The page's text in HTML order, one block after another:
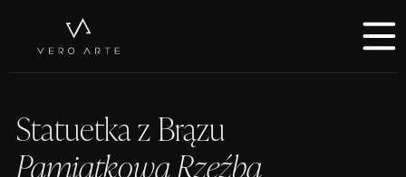
Statuetka z Brązu
Pamiątkowa Rzeźba